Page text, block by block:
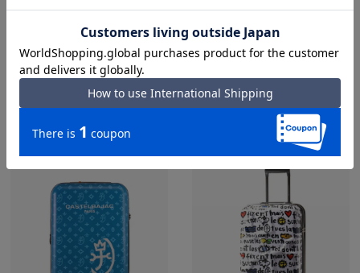
INNOVATOR イノベーター
スーツケース
¥22,000
ONE PIECE ワンピース
スーツケース
¥22,000